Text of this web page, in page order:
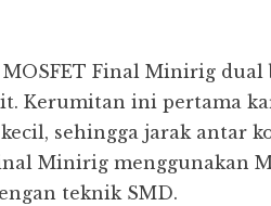
Final Minirig dual
Kerumitan ini pertama
sehingga jarak antar
Minirig menggunakan
teknik SMD.